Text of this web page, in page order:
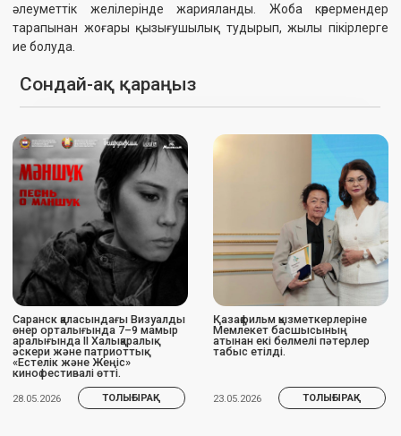
«Алтын адам» анимациялық
бағдарламасына іріктелді өтіп жатыр.